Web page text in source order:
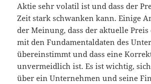
Aktie sehr volatil ist und dass der
Zeit stark schwanken kann. Einige
der Meinung, dass der aktuelle
mit den Fundamentaldaten des
übereinstimmt und dass eine
unvermeidlich ist. Es ist wichtig,
über ein Unternehmen und seine